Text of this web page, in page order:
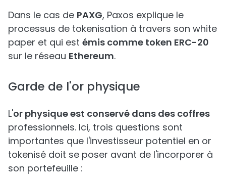
Dans le cas de PAXG, Paxos explique le
processus de tokenisation à travers son white
paper et qui est émis comme token ERC-20
sur le réseau Ethereum.
Garde de l'or physique
L'or physique est conservé dans des coffres
professionnels. Ici, trois questions sont
importantes que l'investisseur potentiel en or
tokenisé doit se poser avant de l'incorporer à
son portefeuille :